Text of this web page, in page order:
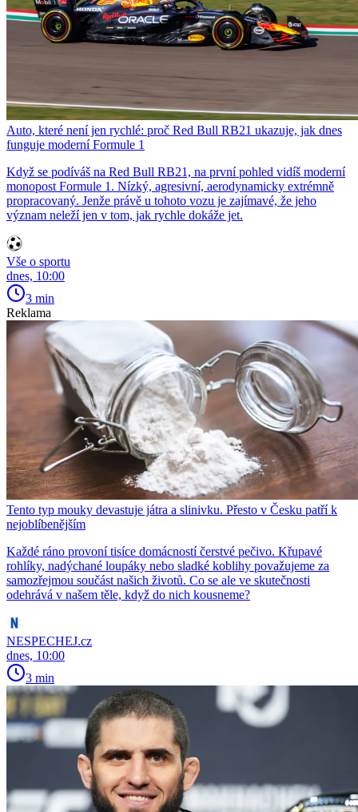
Auto, které není jen rychlé: proč Red Bull RB21 ukazuje, jak dnes
funguje moderní Formule 1
Když se podíváš na Red Bull RB21, na první pohled vidíš moderní
monopost Formule 1. Nízký, agresivní, aerodynamicky extrémně
propracovaný. Jenže právě u tohoto vozu je zajímavé, že jeho
význam neleží jen v tom, jak rychle dokáže jet.
Vše o sportu
dnes, 10:00
3 min
Reklama
Tento typ mouky devastuje játra a slinivku. Přesto v Česku patří k
nejoblíbenějším
Každé ráno provoní tisíce domácností čerstvé pečivo. Křupavé
rohlíky, nadýchané loupáky nebo sladké koblihy považujeme za
samozřejmou součást našich životů. Co se ale ve skutečnosti
odehrává v našem těle, když do nich kousneme?
NESPECHEJ.cz
dnes, 10:00
3 min